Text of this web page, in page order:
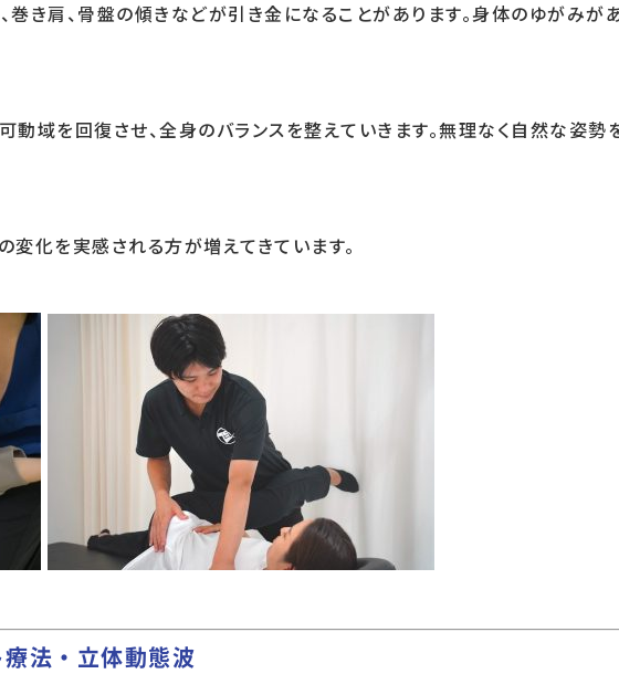
き肩、骨盤の傾きなどが引き金になることがあります。身体のゆがみが
域を回復させ、全身のバランスを整えていきます。無理なく自然な姿勢
変化を実感される方が増えてきています。
法・立体動態波